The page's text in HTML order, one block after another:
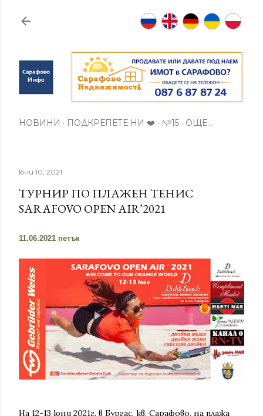
Пропускане към основното съдържание
НОВИНИ ПОДКРЕПЕТЕ НИ ❤️ №15 ОЩЕ…
юни 10, 2021
ТУРНИР ПО ПЛАЖЕН ТЕНИС
SARAFOVO OPEN AIR’2021
11.06.2021 петък
На 12-13 юни 2021г. в Бургас, кв. Сарафово, на плажа